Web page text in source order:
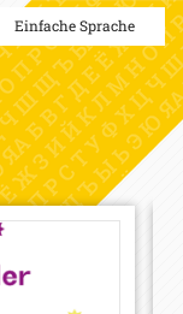
Einfache Sprache